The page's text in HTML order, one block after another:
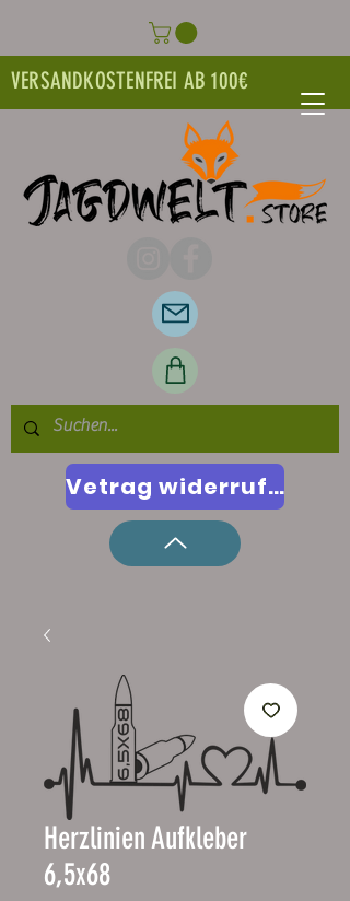
VERSANDKOSTENFREI AB 100€
Vetrag widerrufen
Herzlinien Aufkleber
6,5x68